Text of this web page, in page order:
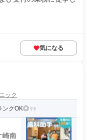
気になる
ック
ンクOK◎
崎南